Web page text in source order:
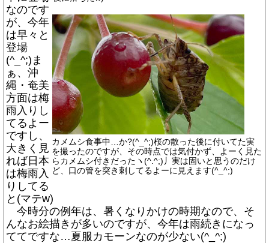
カメムシ食事中…か?(^_^;)桜の散った後に付いてた実
を撮ったのですが、その時点では気付かず、よーく見た
らカメムシ付きだったヽ(^.^;)丿実は固いと思うのだけ
ど、口の管を突き刺してるよーに見えます(^_^;)
なのです
が、今年
は早々と
登場
(^_^;)ま
ぁ、沖
縄・奄美
方面は梅
雨入りし
てるよー
ですし、
大きく見
れば日本
は梅雨入
りしてる
と(マテw)
今時分の例年は、暑くなりかけの時期なので、そ
んなお絵描きが多いのですが、今年は雨続きになっ
ててですな…夏服カモーンなのが少ない(^_^;)